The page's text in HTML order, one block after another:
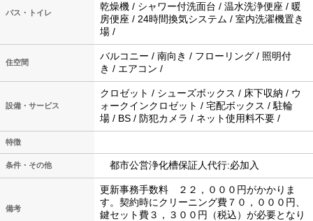
バス・トイレ
乾燥機 / シャワー付洗面台 / 温水洗浄便座 / 暖
房便座 / 24時間換気システム / 室内洗濯機置き
場 /
住空間
バルコニー / 南向き / フローリング / 照明付
き / エアコン /
設備・サービス
クロゼット / シューズボックス / 床下収納 / ウ
ォークインクロゼット / 宅配ボックス / 駐輪
場 / BS / 防犯カメラ / ネット使用料不要 /
特徴
条件・その他 都市公営浄化槽保証人代行:必加入
備考
更新事務手数料 ２２，０００円がかかりま
す。契約時にクリーニング費７０，０００円、
鍵セット費３，３００円（税込）が必要となり